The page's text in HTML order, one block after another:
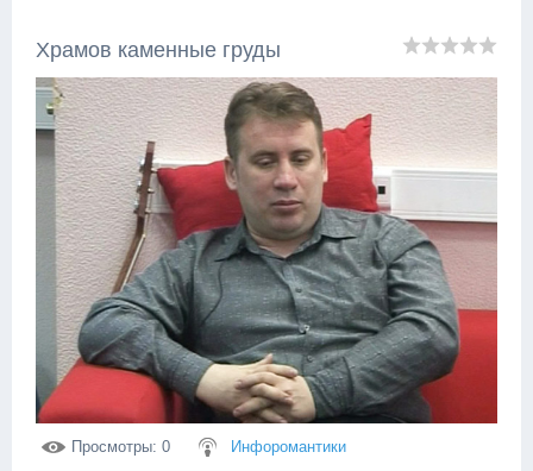
Храмов каменные груды
Просмотры: 0 Инфоромантики